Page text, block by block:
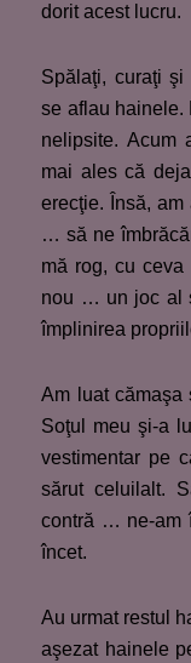
dorit acest lucru.
Spălaţi, curaţi
se aflau hainele.
nelipsite. Acum
mai ales că
erecţie. Însă,
… să ne
mă rog, cu
nou … un joc al
împlinirea
Am luat cămaşa
Soţul meu şi-a
vestimentar pe
sărut celuilalt.
contră … ne-am
încet.
Au urmat restul
aşezat hainele